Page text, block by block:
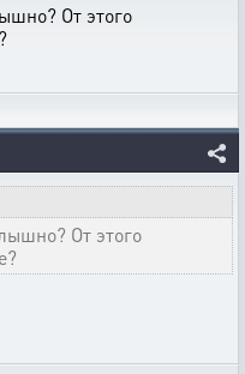
От этого
От этого